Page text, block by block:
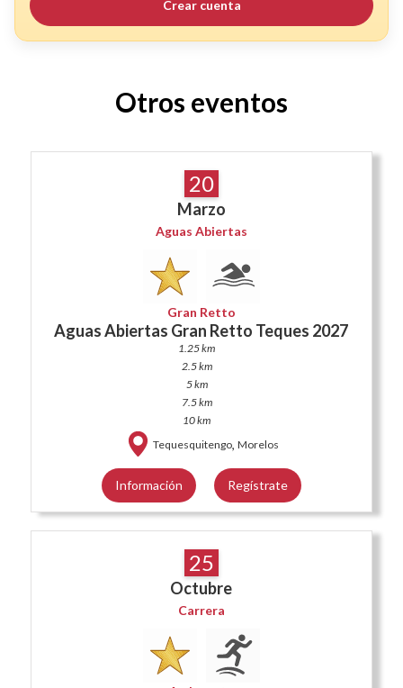
Crear cuenta
Otros eventos
20
Marzo
Aguas Abiertas
Gran Retto
Aguas Abiertas Gran Retto Teques 2027
1.25 km
2.5 km
5 km
7.5 km
10 km
Tequesquitengo, Morelos
Información Regístrate
25
Octubre
Carrera